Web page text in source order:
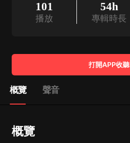
101
播放
54h
專輯時長
打開APP收聽
概覽 聲音
概覽